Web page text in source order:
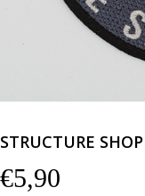
STRUCTURE SHOP
€5,90